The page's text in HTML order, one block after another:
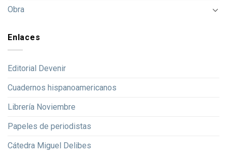
Obra
Enlaces
Editorial Devenir
Cuadernos hispanoamericanos
Librería Noviembre
Papeles de periodistas
Cátedra Miguel Delibes